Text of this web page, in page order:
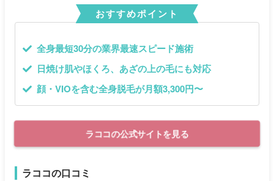
おすすめポイント
全身最短30分の業界最速スピード施術
日焼け肌やほくろ、あざの上の毛にも対応
顔・VIOを含む全身脱毛が月額3,300円〜
ラココの公式サイトを見る
ラココの口コミ